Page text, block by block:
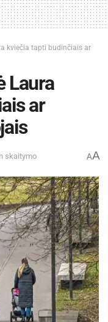
kviečia tapti budinčiais ar
Laura
ar
skaitymo AA